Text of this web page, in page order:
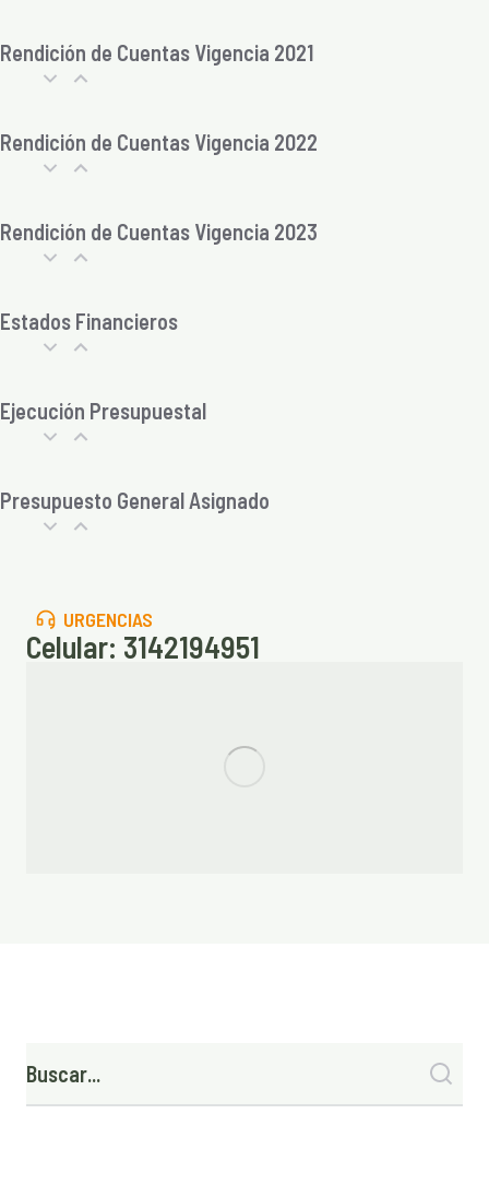
Rendición de Cuentas Vigencia 2021
Rendición de Cuentas Vigencia 2022
Rendición de Cuentas Vigencia 2023
Estados Financieros
Ejecución Presupuestal
Presupuesto General Asignado
URGENCIAS
Celular: 3142194951